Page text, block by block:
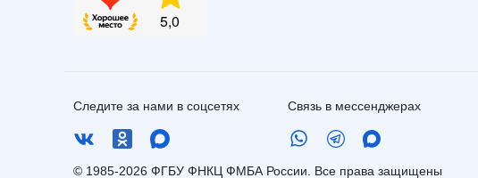
Следите за нами в соцсетях Связь в мессенджерах
© 1985-2026 ФГБУ ФНКЦ ФМБА России. Все права защищены